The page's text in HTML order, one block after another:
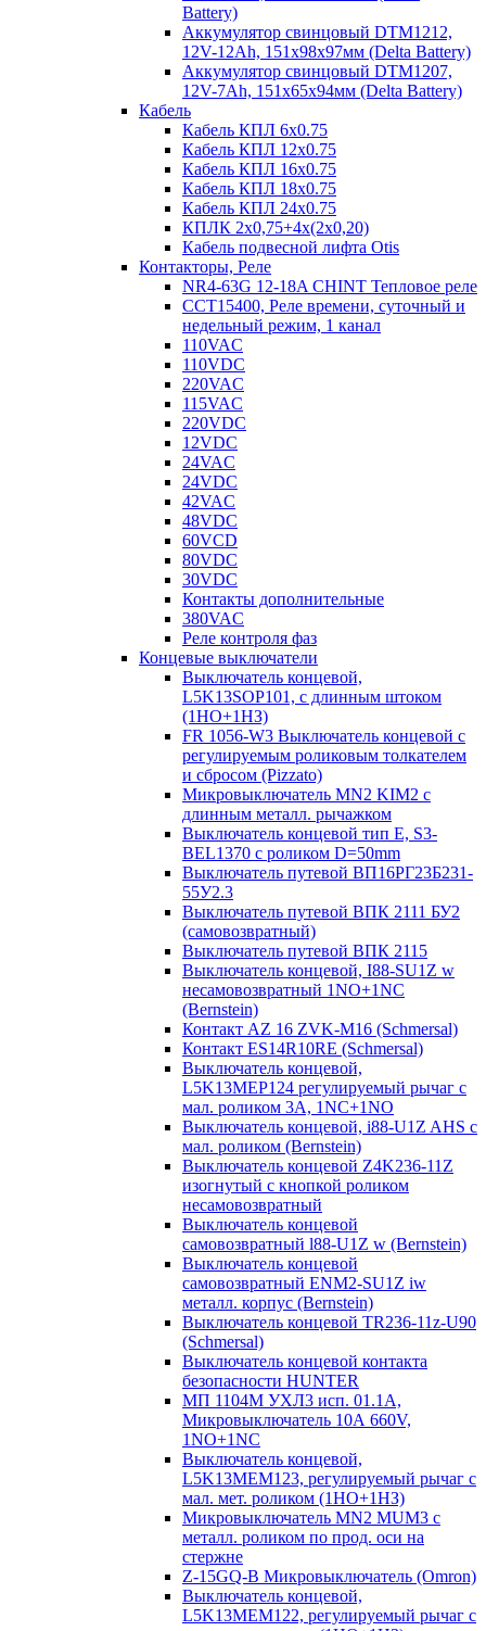
Battery)
Аккумулятор свинцовый DTM1212,
12V-12Ah, 151х98х97мм (Delta Battery)
Аккумулятор свинцовый DTM1207,
12V-7Ah, 151х65х94мм (Delta Battery)
Кабель
Кабель КПЛ 6х0.75
Кабель КПЛ 12х0.75
Кабель КПЛ 16х0.75
Кабель КПЛ 18х0.75
Кабель КПЛ 24х0.75
КПЛК 2х0,75+4х(2х0,20)
Кабель подвесной лифта Otis
Контакторы, Реле
NR4-63G 12-18A CHINT Тепловое реле
CCT15400, Реле времени, суточный и
недельный режим, 1 канал
110VAC
110VDC
220VAC
115VAC
220VDC
12VDC
24VAC
24VDC
42VAC
48VDC
60VCD
80VDC
30VDC
Контакты дополнительные
380VAC
Реле контроля фаз
Концевые выключатели
Выключатель концевой,
L5K13SOP101, с длинным штоком
(1НО+1НЗ)
FR 1056-W3 Выключатель концевой с
регулируемым роликовым толкателем
и сбросом (Pizzato)
Микровыключатель MN2 KIM2 с
длинным металл. рычажком
Выключатель концевой тип Е, S3-
BEL1370 с роликом D=50mm
Выключатель путевой ВП16РГ23Б231-
55У2.3
Выключатель путевой ВПК 2111 БУ2
(самовозвратный)
Выключатель путевой ВПК 2115
Выключатель концевой, I88-SU1Z w
несамовозвратный 1NO+1NC
(Bernstein)
Контакт AZ 16 ZVK-M16 (Schmersal)
Контакт ES14R10RE (Schmersal)
Выключатель концевой,
L5K13MEP124 регулируемый рычаг с
мал. роликом 3А, 1NC+1NO
Выключатель концевой, i88-U1Z AHS с
мал. роликом (Bernstein)
Выключатель концевой Z4K236-11Z
изогнутый с кнопкой роликом
несамовозвратный
Выключатель концевой
самовозвратный l88-U1Z w (Bernstein)
Выключатель концевой
самовозвратный ENM2-SU1Z iw
металл. корпус (Bernstein)
Выключатель концевой TR236-11z-U90
(Schmersal)
Выключатель концевой контакта
безопасности HUNTER
МП 1104М УХЛ3 исп. 01.1А,
Микровыключатель 10А 660V,
1NO+1NC
Выключатель концевой,
L5K13MEM123, регулируемый рычаг с
мал. мет. роликом (1НО+1НЗ)
Микровыключатель MN2 MUM3 с
металл. роликом по прод. оси на
стержне
Z-15GQ-B Микровыключатель (Omron)
Выключатель концевой,
L5K13MEM122, регулируемый рычаг с